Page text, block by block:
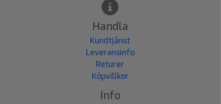
Handla
Kundtjänst
Leveransinfo
Returer
Köpvillkor
Info